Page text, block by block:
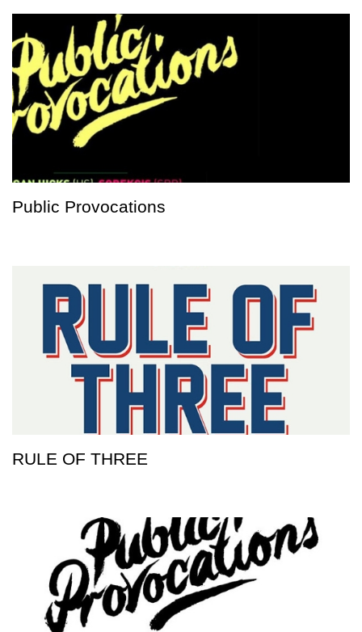
Public Provocations
RULE OF THREE